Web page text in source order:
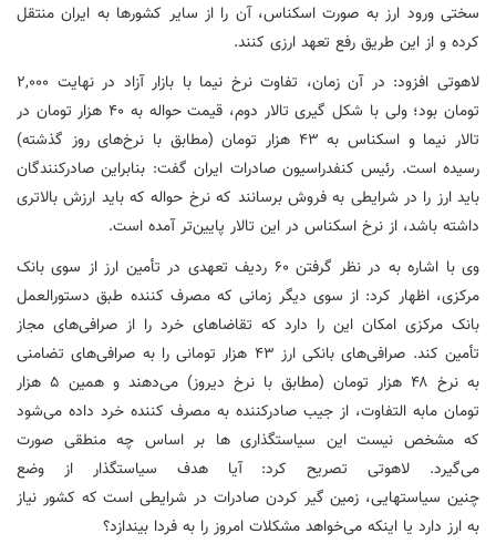
سختی ورود ارز به صورت اسکناس، آن را از سایر کشورها به ایران منتقل
کرده و از این طریق رفع تعهد ارزی کنند.
لاهوتی افزود: در آن زمان، تفاوت نرخ نیما با بازار آزاد در نهایت ۲,۰۰۰
تومان بود؛ ولی با شکل گیری
تالار دوم، قیمت حواله به ۴۰ هزار تومان در
تالار نیما و اسکناس به ۴۳ هزار تومان (مطابق با نرخ‌های روز گذشته)
رسیده است. رئیس کنفدراسیون صادرات ایران گفت: بنابراین صادرکنندگان
باید ارز را در شرایطی به فروش برسانند که نرخ حواله که باید ارزش بالاتری
داشته باشد، از نرخ اسکناس در این تالار پایین‌تر آمده است.
وی با اشاره به در نظر گرفتن ۶۰ ردیف تعهدی در تأمین ارز از سوی بانک
مرکزی، اظهار کرد: از سوی دیگر زمانی که مصرف کننده طبق دستورالعمل
بانک مرکزی امکان این را دارد که تقاضاهای خرد را از صرافی‌های مجاز
تأمین کند. صرافی‌های بانکی ارز ۴۳ هزار تومانی را به صرافی‌های تضامنی
به نرخ ۴۸ هزار تومان (مطابق با نرخ دیروز) می‌دهند و همین ۵ هزار
تومان مابه التفاوت، از جیب صادرکننده به مصرف کننده خرد داده می‌شود
که مشخص نیست این سیاستگذاریها بر اساس چه منطقی صورت
می‌گیرد. لاهوتی تصریح کرد: آیا هدف سیاستگذار از وضع
چنین سیاستهایی، زمین گیر کردن صادرات در شرایطی است که کشور نیاز
به ارز دارد یا اینکه می‌خواهد مشکلات امروز را به فردا بیندازد؟